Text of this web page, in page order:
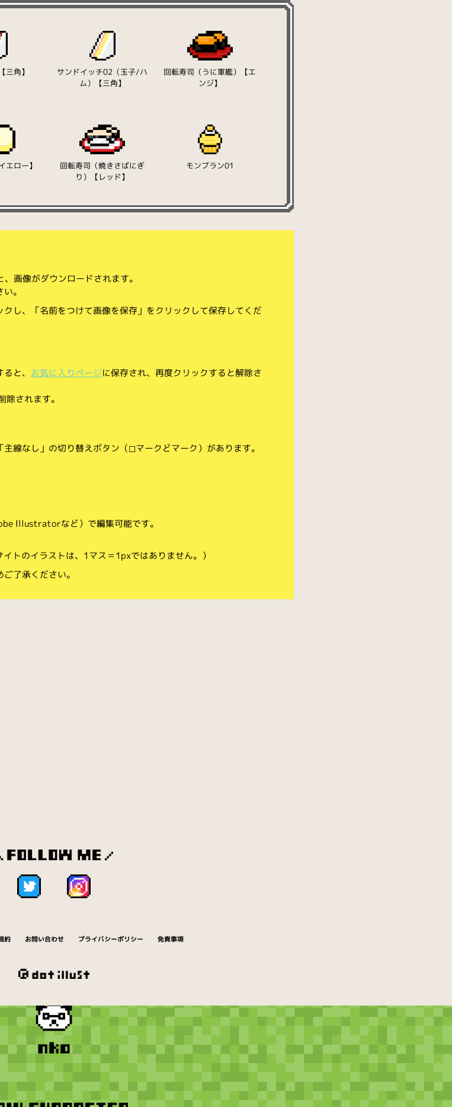
三角】
サンドイッチ02（玉子/ハ
ム）【三角】
回転寿司（うに軍艦）【エ
ンジ】
エロー】
回転寿司（焼きさばにぎ
り）【レッド】
モンブラン01
画像がダウンロードされます。
。
し、「名前をつけて画像を保存」をクリックして保存してくだ
と、 お気に入りページに保存され、再度クリックすると解除さ
されます。
線なし」の切り替えボタン（◻︎マークと◼︎マーク）があります。
Illustratorなど）で編集可能です。
トのイラストは、1マス＝1pxではありません。）
了承ください。
約 お問い合わせ プライバシーポリシー 免責事項